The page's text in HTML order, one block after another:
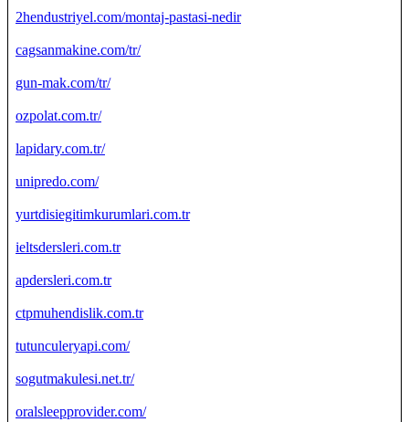
2hendustriyel.com/montaj-pastasi-nedir
cagsanmakine.com/tr/
gun-mak.com/tr/
ozpolat.com.tr/
lapidary.com.tr/
unipredo.com/
yurtdisiegitimkurumlari.com.tr
ieltsdersleri.com.tr
apdersleri.com.tr
ctpmuhendislik.com.tr
tutunculeryapi.com/
sogutmakulesi.net.tr/
oralsleepprovider.com/